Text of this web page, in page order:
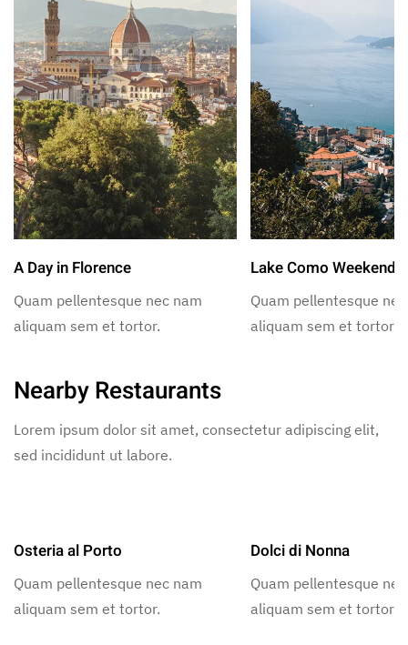
A Day in Florence
Quam pellentesque nec nam
aliquam sem et tortor.
Lake Como Weekend
Quam pellentesque
aliquam sem et tortor.
Nearby Restaurants
Lorem ipsum dolor sit amet, consectetur adipiscing elit,
sed incididunt ut labore.
Osteria al Porto
Quam pellentesque nec nam
aliquam sem et tortor.
Dolci di Nonna
Quam pellentesque
aliquam sem et tortor.